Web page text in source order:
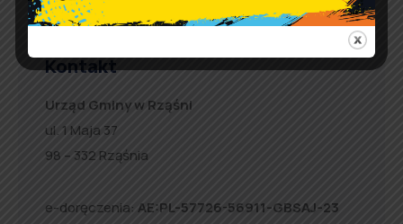
Kontakt
Urząd Gminy w Rząśni
ul. 1 Maja 37
98 – 332 Rząśnia
e-doręczenia: AE:PL-57726-56911-GBSAJ-23